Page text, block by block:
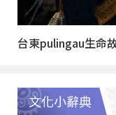
台東pulingau生命
文化小辭典